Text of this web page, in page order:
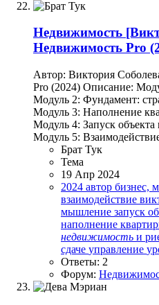
Недвижимость
Недвижимость Pro
Автор: Виктория
Pro (2024) Описание:
Модуль 2: Фундамент:
Модуль 3: Наполнение
Модуль 4: Запуск
Модуль 5:
Брат Тук
Тема
19 Апр 2024
2024 автор бизнес,
взаимодействие
мышление запуск
наполнение
недвижимость и
сдаче управление
Ответы: 2
Форум: